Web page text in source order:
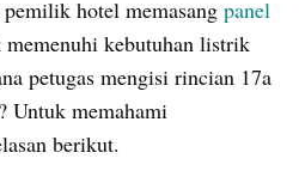
hotel memasang panel
kebutuhan listrik
petugas mengisi rincian 17a
Untuk memahami
berikut.